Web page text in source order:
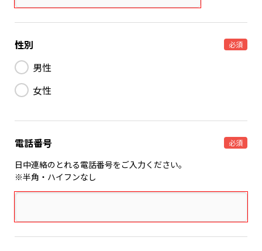
性別 必須
男性
女性
電話番号 必須
日中連絡のとれる電話番号をご入力ください。
※半角・ハイフンなし